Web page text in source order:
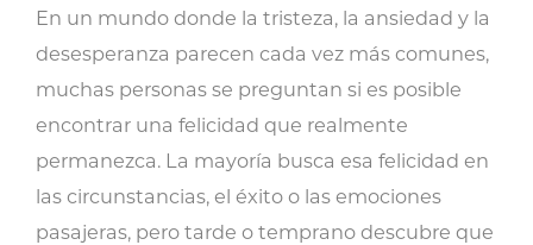
cantidad
En un mundo donde la tristeza, la ansiedad y la
desesperanza parecen cada vez más comunes,
muchas personas se preguntan si es posible
encontrar una felicidad que realmente
permanezca. La mayoría busca esa felicidad en
las circunstancias, el éxito o las emociones
pasajeras, pero tarde o temprano descubre que